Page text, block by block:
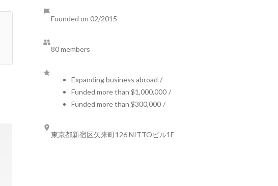
Founded on 02/2015
80 members
Expanding business abroad /
Funded more than $1,000,000 /
Funded more than $300,000 /
東京都新宿区矢来町126 NITTOビル1F